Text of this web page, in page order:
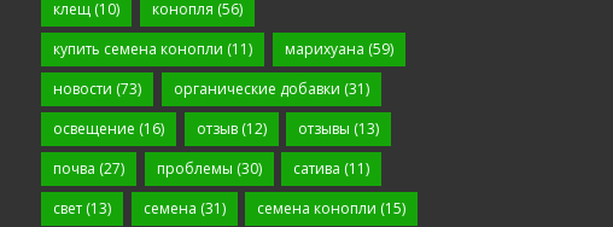
клещ (10) конопля (56)
купить семена конопли (11) марихуана (59)
новости (73) органические добавки (31)
освещение (16) отзыв(12) отзывы (13)
почва (27) проблемы (30) сатива (11)
свет (13) семена (31) семена конопли (15)